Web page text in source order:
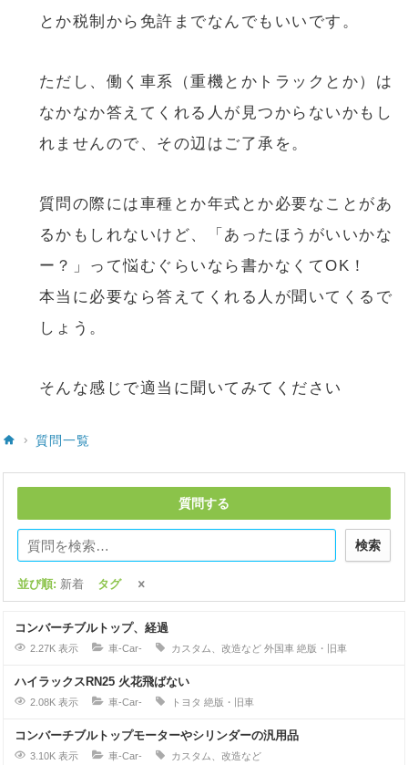
とか税制から免許までなんでもいいです。
ただし、働く車系（重機とかトラックとか）は
なかなか答えてくれる人が見つからないかもし
れませんので、その辺はご了承を。
質問の際には車種とか年式とか必要なことがあ
るかもしれないけど、「あったほうがいいかな
ー？」って悩むぐらいなら書かなくてOK！
本当に必要なら答えてくれる人が聞いてくるで
しょう。
そんな感じで適当に聞いてみてください
質問一覧
質問する
検索
並び順: 新着 タグ
コンバーチブルトップ、経過
2.27K 表示 車-Car- カスタム、改造など 外国車 絶版・旧車
ハイラックスRN25 火花飛ばない
2.08K 表示 車-Car- トヨタ 絶版・旧車
コンバーチブルトップモーターやシリンダーの汎用品
3.10K 表示 車-Car- カスタム、改造など